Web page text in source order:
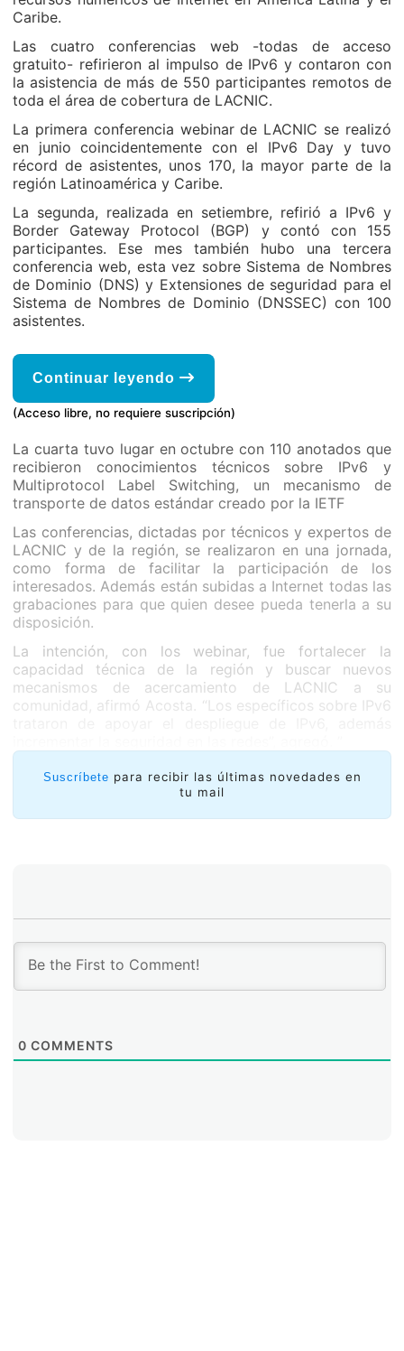
Caribe.
Las cuatro conferencias web -todas de acceso
gratuito- refirieron al impulso de IPv6 y contaron con
la asistencia de más de 550 participantes remotos de
toda el área de cobertura de LACNIC.
La primera conferencia webinar de LACNIC se realizó
en junio coincidentemente con el IPv6 Day y tuvo
récord de asistentes, unos 170, la mayor parte de la
región Latinoamérica y Caribe.
La segunda, realizada en setiembre, refirió a IPv6 y
Border Gateway Protocol (BGP) y contó con 155
participantes. Ese mes también hubo una tercera
conferencia web, esta vez sobre Sistema de Nombres
de Dominio (DNS) y Extensiones de seguridad para el
Sistema de Nombres de Dominio (DNSSEC) con 100
asistentes.
Continuar leyendo
(Acceso libre, no requiere suscripción)
La cuarta tuvo lugar en octubre con 110 anotados que
recibieron conocimientos técnicos sobre IPv6 y
Multiprotocol Label Switching, un mecanismo de
transporte de datos estándar creado por la IETF
Las conferencias, dictadas por técnicos y expertos de
LACNIC y de la región, se realizaron en una jornada,
como forma de facilitar la participación de los
interesados. Además están subidas a Internet todas las
grabaciones para que quien desee pueda tenerla a su
disposición.
La intención, con los webinar, fue fortalecer la
capacidad técnica de la región y buscar nuevos
mecanismos de acercamiento de LACNIC a su
comunidad, afirmó Acosta. “Los específicos sobre IPv6
Suscríbete para recibir las últimas novedades en
tu mail
0 COMMENTS